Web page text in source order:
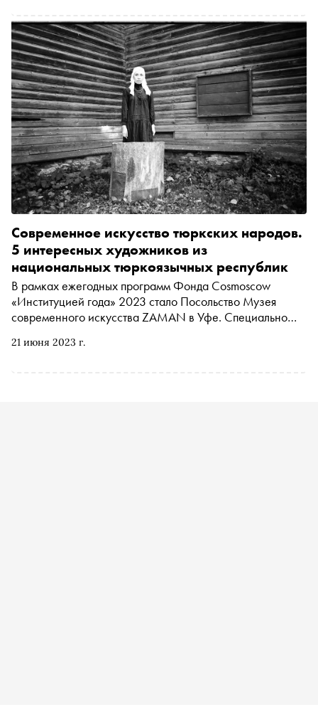
21 июня 2023 г.
Современное искусство тюркских народов.
5 интересных художников из
национальных тюркоязычных республик
В рамках ежегодных программ Фонда Cosmoscow
«Институцией года» 2023 стало Посольство Музея
современного искусства ZAMAN в Уфе. Специально
художниках из национальных тюркоязычных республик,